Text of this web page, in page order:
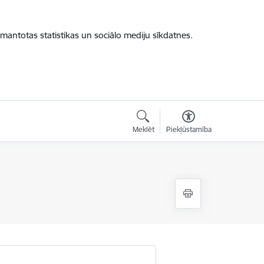
statistikas un sociālo mediju sīkdatnes.
Meklēt Piekļūstamība